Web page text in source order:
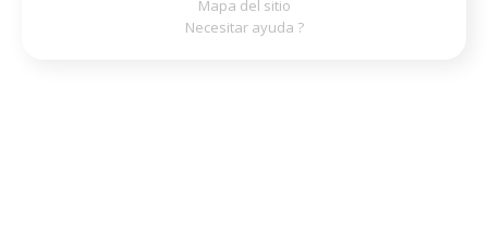
Mapa del sitio
Necesitar ayuda ?